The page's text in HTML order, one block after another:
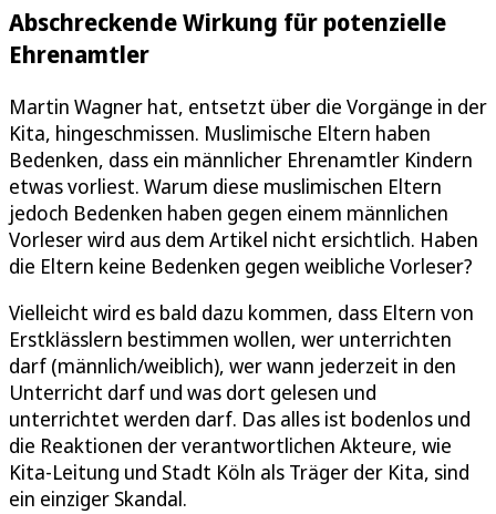
Abschreckende Wirkung für potenzielle
Ehrenamtler
Martin Wagner hat, entsetzt über die Vorgänge in der
Kita, hingeschmissen. Muslimische Eltern haben
Bedenken, dass ein männlicher Ehrenamtler Kindern
etwas vorliest. Warum diese muslimischen Eltern
jedoch Bedenken haben gegen einem männlichen
Vorleser wird aus dem Artikel nicht ersichtlich. Haben
die Eltern keine Bedenken gegen weibliche Vorleser?
Vielleicht wird es bald dazu kommen, dass Eltern von
Erstklässlern bestimmen wollen, wer unterrichten
darf (männlich/weiblich), wer wann jederzeit in den
Unterricht darf und was dort gelesen und
unterrichtet werden darf. Das alles ist bodenlos und
die Reaktionen der verantwortlichen Akteure, wie
Kita-Leitung und Stadt Köln als Träger der Kita, sind
ein einziger Skandal.